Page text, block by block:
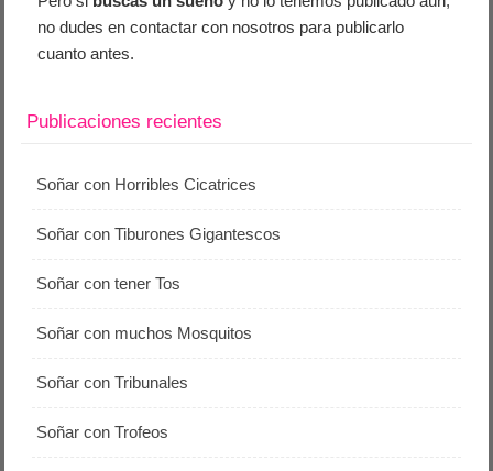
no dudes en contactar con nosotros para publicarlo
cuanto antes.
Publicaciones recientes
Soñar con Horribles Cicatrices
Soñar con Tiburones Gigantescos
Soñar con tener Tos
Soñar con muchos Mosquitos
Soñar con Tribunales
Soñar con Trofeos